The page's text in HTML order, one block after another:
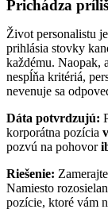
Prichádza
Život personalistu
prihlásia stovky
každému. Naopak,
nespĺňa kritériá,
nevenuje sa
Dáta potvrdzujú:
korporátna pozícia
pozvú na pohovor
Riešenie:
Namiesto
pozície, ktoré vám